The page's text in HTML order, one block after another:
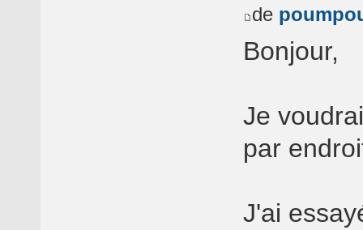
de
Bonjour,
Je
par
J'ai